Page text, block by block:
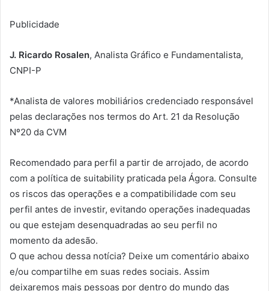
Publicidade
J. Ricardo Rosalen, Analista Gráfico e Fundamentalista,
CNPI-P
*Analista de valores mobiliários credenciado responsável
pelas declarações nos termos do Art. 21 da Resolução
Nº20 da CVM
Recomendado para perfil a partir de arrojado, de acordo
com a política de suitability praticada pela Ágora. Consulte
os riscos das operações e a compatibilidade com seu
perfil antes de investir, evitando operações inadequadas
ou que estejam desenquadradas ao seu perfil no
momento da adesão.
O que achou dessa notícia? Deixe um comentário abaixo
e/ou compartilhe em suas redes sociais. Assim
deixaremos mais pessoas por dentro do mundo das